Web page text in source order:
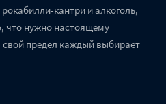
кантри и алкоголь,
что нужно настоящему
предел каждый выбирает